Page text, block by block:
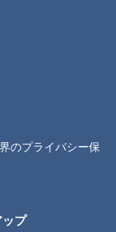
のプライバシー保
プ